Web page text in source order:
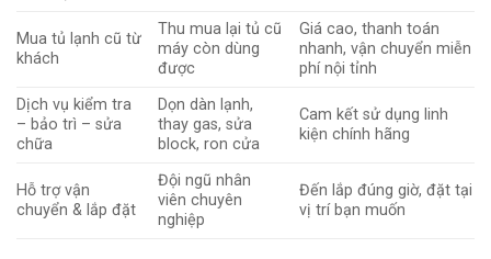
Mua tủ lạnh cũ từ
khách
Thu mua lại tủ cũ
máy còn dùng
được
Giá cao, thanh toán
nhanh, vận chuyển miễn
phí nội tỉnh
Dịch vụ kiểm tra
– bảo trì – sửa
chữa
Dọn dàn lạnh,
thay gas, sửa
block, ron cửa
Cam kết sử dụng linh
kiện chính hãng
Hỗ trợ vận
chuyển & lắp đặt
Đội ngũ nhân
viên chuyên
nghiệp
Đến lắp đúng giờ, đặt tại
vị trí bạn muốn